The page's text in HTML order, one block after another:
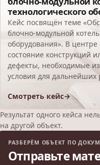
технологического
Кейс посвящён теме
блочно-модульной
оборудования». В
состояние конструкций
дефекты, необходимые
условия для
Смотреть кейс
Результат одного кейса
на другой объект.
РАЗБЕРЁМ ОБЪЕКТ ПО
Отправьте